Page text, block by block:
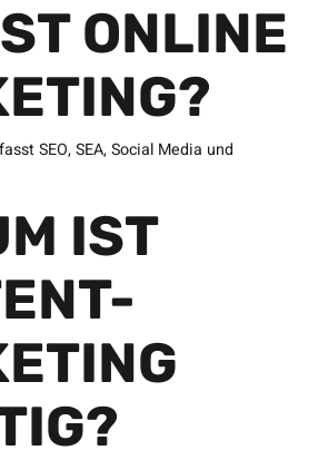
ONLINE
SEO, SEA, Social Media und
IST